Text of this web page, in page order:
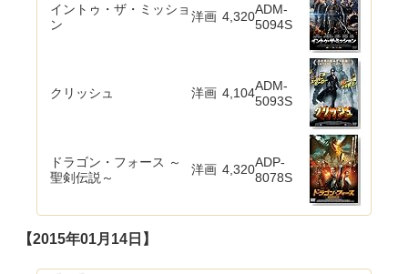
イントゥ・ザ・ミッショ
ン
洋画 4,320ADM-
5094S
クリッシュ 洋画 4,104ADM-
5093S
ドラゴン・フォース ～
聖剣伝説～
洋画 4,320ADP-
8078S
【2015年01月14日】